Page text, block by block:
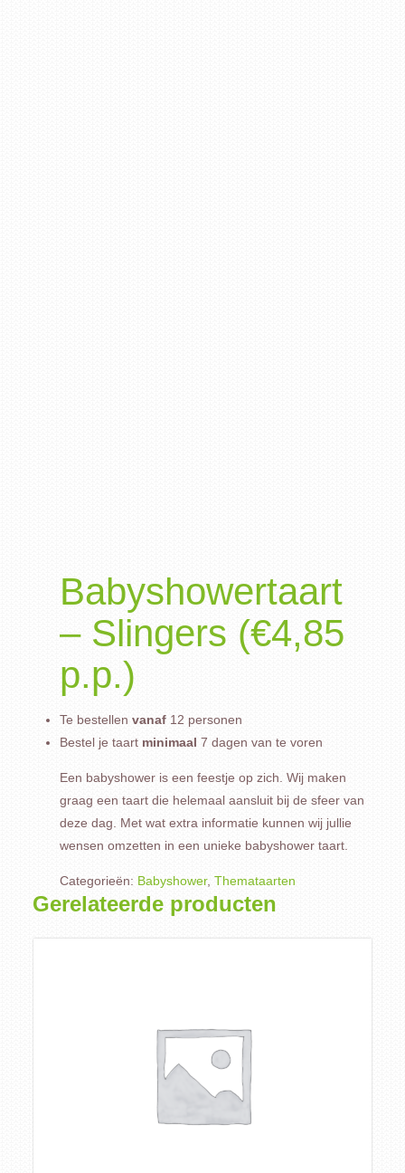
Babyshowertaart
– Slingers (€4,85
p.p.)
Te bestellen vanaf12 personen
Bestel je taart minimaal 7 dagen van te voren
Een babyshower is een feestje op zich. Wij maken
graag een taart die helemaal aansluit bij de sfeer van
deze dag. Met wat extra informatie kunnen wij jullie
wensen omzetten in een unieke babyshower taart.
Categorieën: Babyshower, Themataarten
Gerelateerde producten